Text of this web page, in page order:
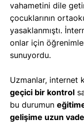
vahametini dile
çocuklarının
yasaklanmıştı.
onlar için
sunuyordu.
Uzmanlar, internet
geçici bir kontrol
bu durumun
gelişime uzun